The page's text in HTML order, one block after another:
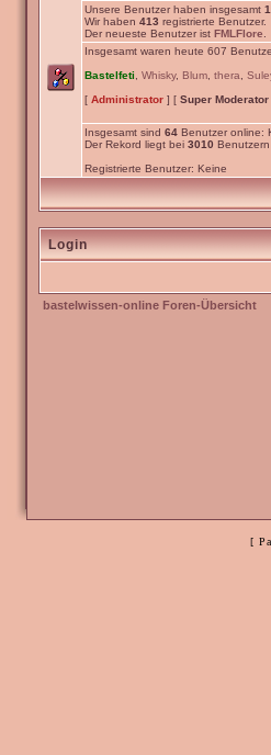
Unsere Benutzer haben insgesamt
Wir haben 413 registrierte Benutzer.
Der neueste Benutzer ist FMLFlore
Insgesamt waren heute 607
Bastelfeti
Whisky, Blum thera
[ Administrator ] [ Super Moderator
Insgesamt sind 64 Benutzer online:
Der Rekord liegt bei 3010
Registrierte Benutzer: Keine
Login
bastelwissen-online Foren-Übersicht
[